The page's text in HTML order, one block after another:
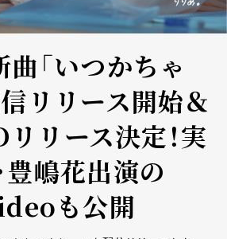
曲「いつかちゃ
信リリース開始＆
リース決定！実
豊嶋花出演の
も公開